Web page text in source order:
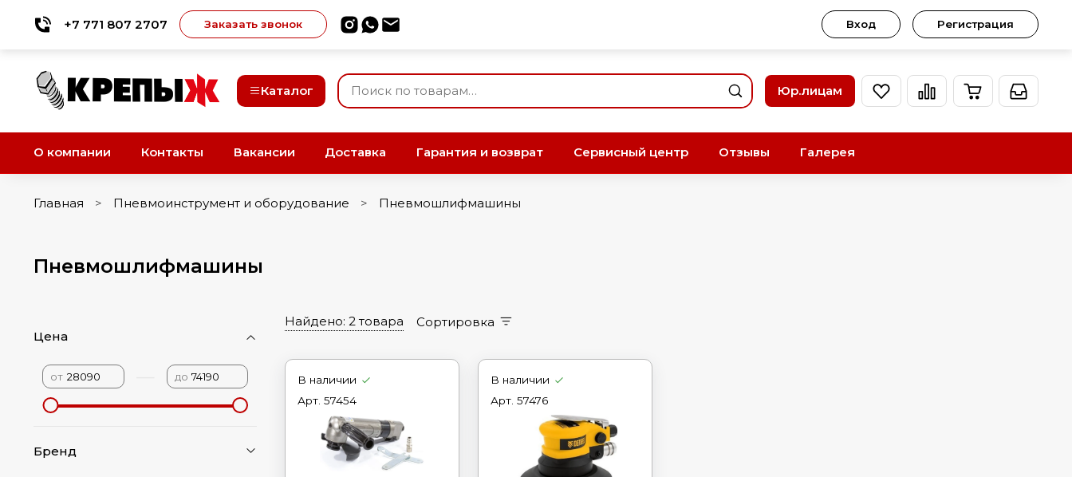
+7 771 807 2707 Заказать звонок Вход Регистрация
Каталог Юр.лицам
О компании Контакты Вакансии Доставка Гарантия и возврат Сервисный центр Отзывы Галерея
Главная Пневмоинструмент и оборудование Пневмошлифмашины
Пневмошлифмашины
Найдено: 2 товара Сортировка
В наличии
Арт. 57454
В наличии
Арт. 57476
Цена
от до
Бренд